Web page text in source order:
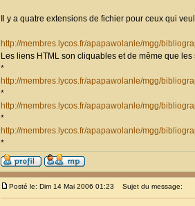
Il y a quatre extensions de fichier pour ceux qui
http://membres.lycos.fr/apapawolanle/mgg/
Les liens HTML son cliquables et de même que les
*
http://membres.lycos.fr/apapawolanle/mgg/
*
http://membres.lycos.fr/apapawolanle/mgg/
*
http://membres.lycos.fr/apapawolanle/mgg/
*
Posté le: Dim 14 Mai 2006 01:23 Sujet du message: